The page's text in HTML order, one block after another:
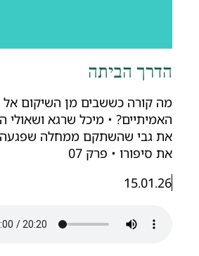
הדרך הביתה
מה קורה כששבים מן השיקום אל
האמיתיים? • מיכל שרגא ושאולי
את גבי שהשתקם ממחלה שפגעה
את סיפורו • פרק 07
15.01.26